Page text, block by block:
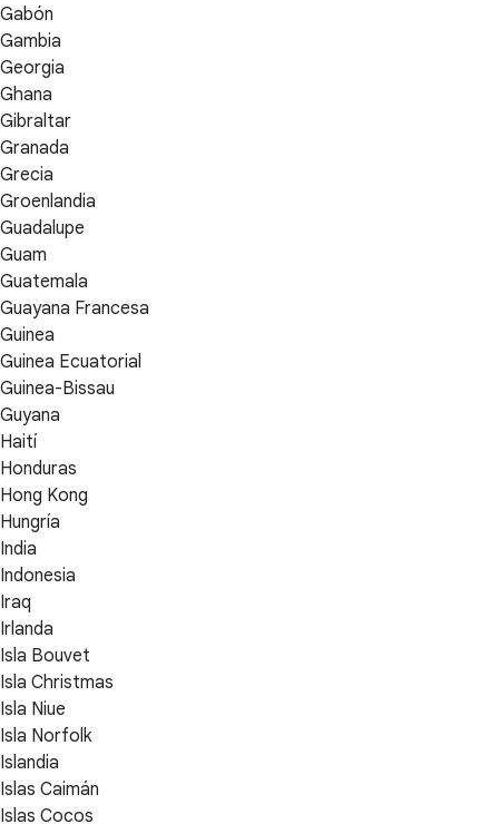
Gabón
Gambia
Georgia
Ghana
Gibraltar
Granada
Grecia
Groenlandia
Guadalupe
Guam
Guatemala
Guayana Francesa
Guinea
Guinea Ecuatorial
Guinea-Bissau
Guyana
Haití
Honduras
Hong Kong
Hungría
India
Indonesia
Iraq
Irlanda
Isla Bouvet
Isla Christmas
Isla Niue
Isla Norfolk
Islandia
Islas Caimán
Islas Cocos